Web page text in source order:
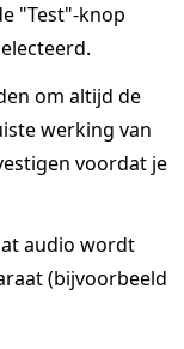
"Test"-knop
om altijd de
werking van
voordat je
audio wordt
(bijvoorbeeld